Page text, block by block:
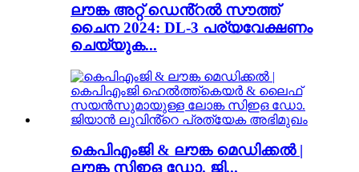
ലൗങ്ക അറ്റ് ഡെൻ്റൽ സൗത്ത്
ചൈന 2024: DL-3 പര്യവേക്ഷണം
ചെയ്യുക...
കെപിഎംജി & ലൗങ്ക മെഡിക്കൽ |
ലൗങ്ക സിഇഒ ഡോ. ജി...